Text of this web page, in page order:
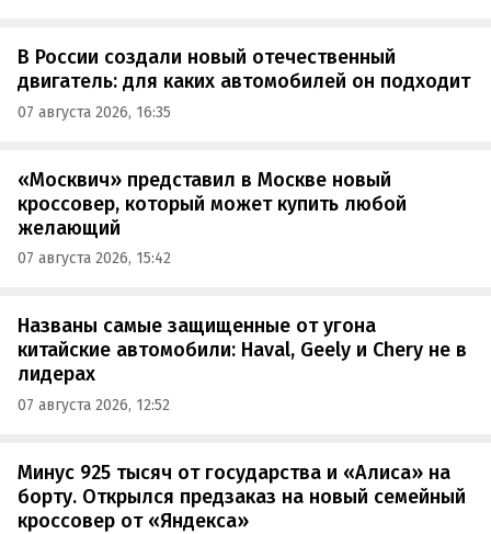
В России создали новый отечественный
двигатель: для каких автомобилей он подходит
07 августа 2026, 16:35
«Москвич» представил в Москве новый
кроссовер, который может купить любой
желающий
07 августа 2026, 15:42
Названы самые защищенные от угона
китайские автомобили: Haval, Geely и Chery не в
лидерах
07 августа 2026, 12:52
Минус 925 тысяч от государства и «Алиса» на
борту. Открылся предзаказ на новый семейный
кроссовер от «Яндекса»